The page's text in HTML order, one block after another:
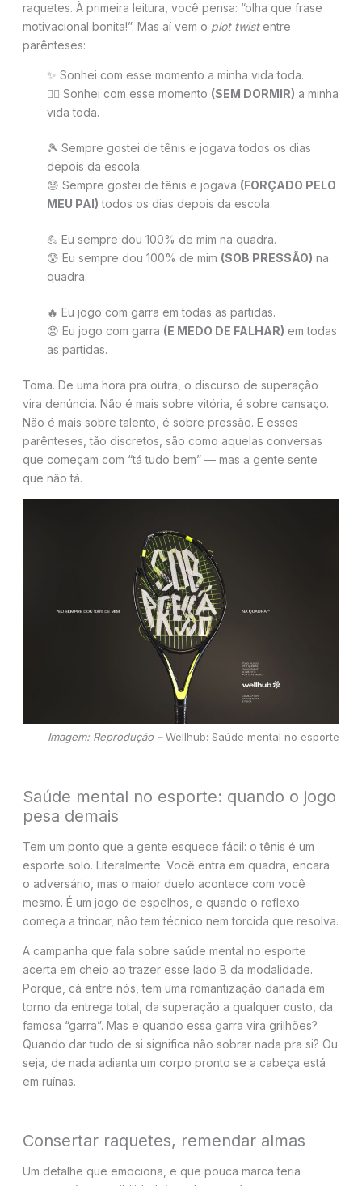
raquetes. À primeira leitura, você pensa: “olha que frase
motivacional bonita!”. Mas aí vem o plot twistentre
parênteses:
✨ Sonhei com esse momento a minha vida toda.
😵‍💫 Sonhei com esse momento (SEM DORMIR) a minha
vida toda.
🎾 Sempre gostei de tênis e jogava todos os dias
depois da escola.
😓 Sempre gostei de tênis e jogava (FORÇADO PELO
MEU PAI) todos os dias depois da escola.
💪 Eu sempre dou 100% de mim na quadra.
😰 Eu sempre dou 100% de mim (SOB PRESSÃO) na
quadra.
🔥 Eu jogo com garra em todas as partidas.
😟 Eu jogo com garra (E MEDO DE FALHAR) em todas
as partidas.
Toma. De uma hora pra outra, o discurso de superação
vira denúncia. Não é mais sobre vitória, é sobre cansaço.
Não é mais sobre talento, é sobre pressão. E esses
parênteses, tão discretos, são como aquelas conversas
que começam com “tá tudo bem” — mas a gente sente
que não tá.
Imagem: Reprodução –Wellhub: Saúde mental no esporte
Saúde mental no esporte: quando o jogo
pesa demais
Tem um ponto que a gente esquece fácil: o tênis é um
esporte solo. Literalmente. Você entra em quadra, encara
o adversário, mas o maior duelo acontece com você
mesmo. É um jogo de espelhos, e quando o reflexo
começa a trincar, não tem técnico nem torcida que resolva.
A campanha que fala sobre saúde mental no esporte
acerta em cheio ao trazer esse lado B da modalidade.
Porque, cá entre nós, tem uma romantização danada em
torno da entrega total, da superação a qualquer custo, da
famosa “garra”. Mas e quando essa garra vira grilhões?
Quando dar tudo de si significa não sobrar nada pra si? Ou
seja, de nada adianta um corpo pronto se a cabeça está
em ruínas.
Consertar raquetes, remendar almas
Um detalhe que emociona, e que pouca marca teria